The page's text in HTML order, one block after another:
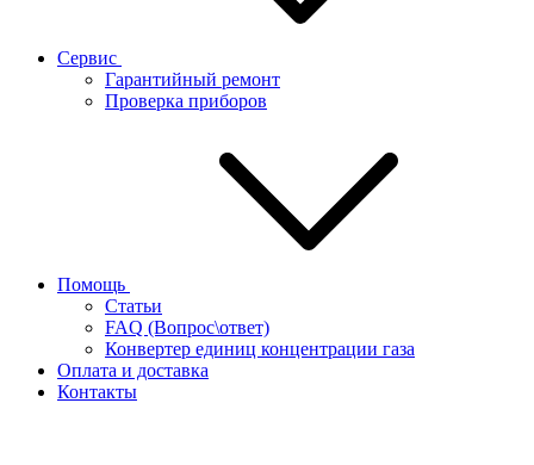
Сервис
Гарантийный ремонт
Проверка приборов
Помощь
Статьи
FAQ (Вопрос\ответ)
Конвертер единиц концентрации газа
Оплата и доставка
Контакты